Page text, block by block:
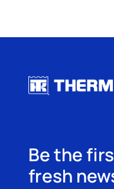
Be the
fresh